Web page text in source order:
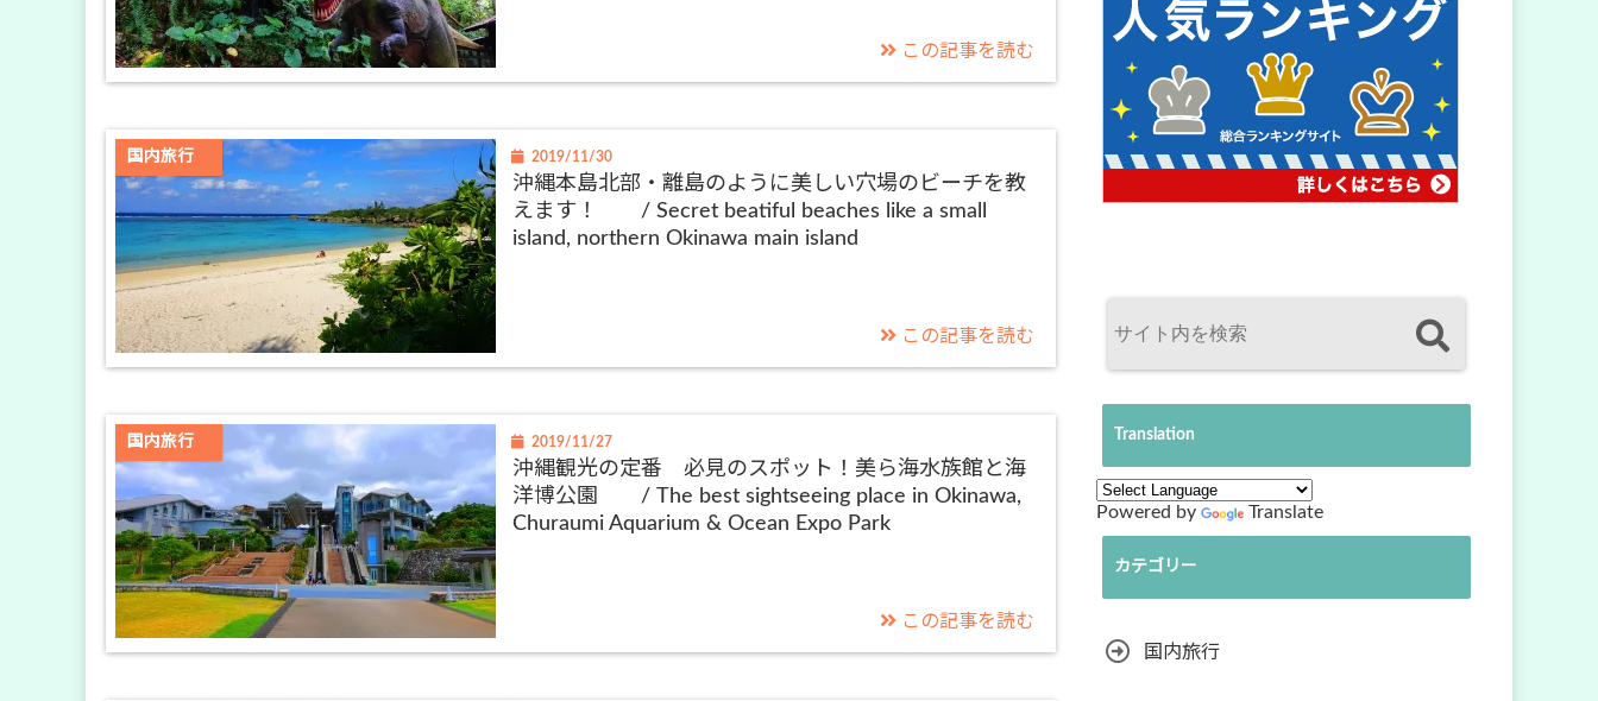
この記事を読む
国内旅行 2019/11/30
沖縄本島北部・離島のように美しい穴場のビーチを教
えます！ / Secret beatiful beaches like a small
island, northern Okinawa main island
この記事を読む
国内旅行 2019/11/27
沖縄観光の定番 必見のスポット！美ら海水族館と海
洋博公園 / The best sightseeing place in Okinawa,
Churaumi Aquarium & Ocean Expo Park
この記事を読む
Translation
Powered by Translate
カテゴリー
国内旅行